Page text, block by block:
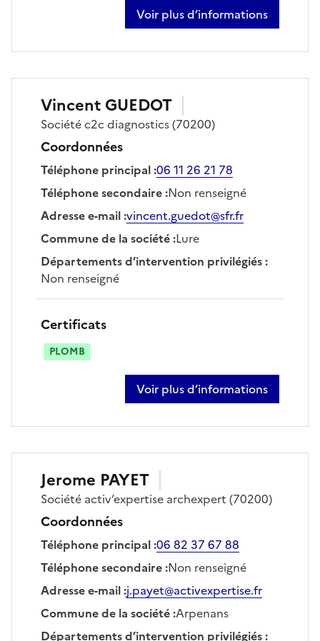
Voir plus d’informations
sur cyril kowalik
Vincent GUEDOT
Sociétéc2c diagnostics(70200)
Coordonnées
Téléphone principal:06 11 26 21 78
Téléphone secondaire:Non renseigné
Adresse e-mail:vincent.guedot@sfr.fr
Commune de la société:Lure
Départements d’intervention privilégiés:
Non renseigné
Certificats
PLOMB
Voir plus d’informations
sur vincent guedot
Jerome PAYET
Société activ’expertise archexpert (70200)
Coordonnées
Téléphone principal:06 82 37 67 88
Téléphone secondaire:Non renseigné
Adresse e-mail:j.payet@activexpertise.fr
Commune de la société:Arpenans
Départements d’intervention privilégiés: